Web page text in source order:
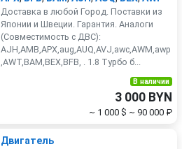
Доставка в любой Город. Поставки из
Японии и Швеции. Гарантия. Аналоги
(Совместимость с ДВС):
AJH,AMB,APX,aug,AUQ,AVJ,awc,AWM,awp
,AWT,BAM,BEX,BFB, . 1.8 Турбо б...
В наличии
3 000 BYN
~ 1 000 $ ~ 90 000 ₽
Двигатель